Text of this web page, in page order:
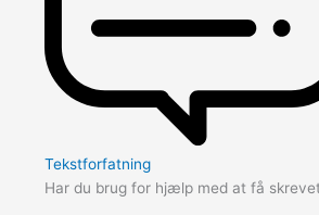
Tekstforfatning
Har du brug for hjælp med at få